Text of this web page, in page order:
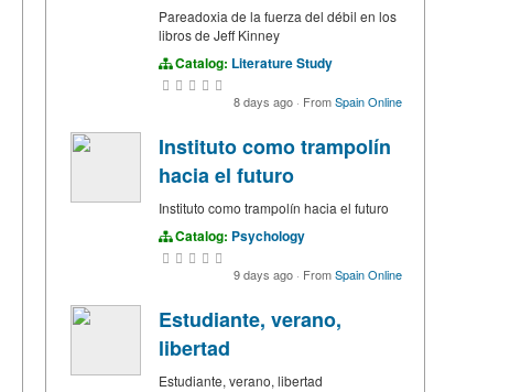
Pareadoxia de la fuerza del débil en los
libros de Jeff Kinney
Catalog: Literature Study
8 days ago · FromSpain Online
Instituto como trampolín
hacia el futuro
Instituto como trampolín hacia el futuro
Catalog: Psychology
9 days ago · FromSpain Online
Estudiante, verano,
libertad
Estudiante, verano, libertad